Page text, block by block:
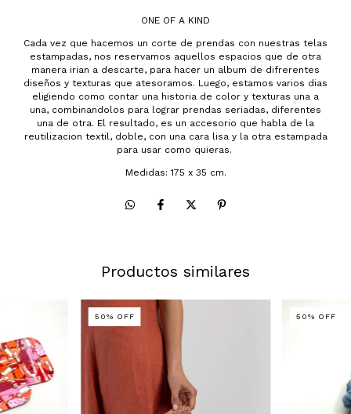
ONE OF A KIND
Cada vez que hacemos un corte de prendas con nuestras telas
estampadas, nos reservamos aquellos espacios que de otra
manera irian a descarte, para hacer un album de difrerentes
diseños y texturas que atesoramos. Luego, estamos varios dias
eligiendo como contar una historia de color y texturas una a
una, combinandolos para lograr prendas seriadas, diferentes
una de otra. El resultado, es un accesorio que habla de la
reutilizacion textil, doble, con una cara lisa y la otra estampada
para usar como quieras.
Medidas: 175 x 35 cm.
Productos similares
50% OFF 50% OFF